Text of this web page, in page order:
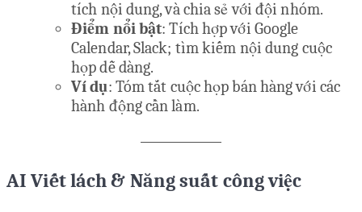
tích nội dung, và chia sẻ với đội nhóm.
Điểm nổi bật: Tích hợp với Google
Calendar, Slack; tìm kiếm nội dung cuộc
họp dễ dàng.
Ví dụ: Tóm tắt cuộc họp bán hàng với các
hành động cần làm.
AI Viết lách & Năng suất công việc